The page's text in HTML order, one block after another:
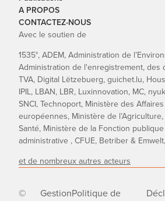
A PROPOS
CONTACTEZ-NOUS
Avec le soutien de
1535°, ADEM, Administration de
Administration de l'enregistrement, des
TVA, Digital Lëtzebuerg, guichet.lu,
IPIL, LBAN, LBR, Luxinnovation, MC,
SNCI, Technoport, Ministère des
européennes, Ministère de
Santé, Ministère de la Fonction
administrative , CFUE, Betriber &
et de nombreux autres acteurs
©
GestionPolitique de